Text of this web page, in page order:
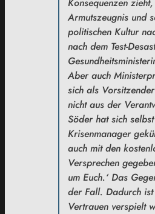
Armutszeugnis und
politischen Kultur
nach dem Test-
Aber auch
sich als
nicht aus der
Söder hat sich
Krisenmanager
auch mit den
Versprechen
um Euch.‘ Das
der Fall. Dadurch
Vertrauen verspielt